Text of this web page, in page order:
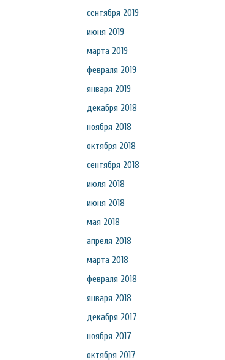
сентября 2019
июня 2019
марта 2019
февраля 2019
января 2019
декабря 2018
ноября 2018
октября 2018
сентября 2018
июля 2018
июня 2018
мая 2018
апреля 2018
марта 2018
февраля 2018
января 2018
декабря 2017
ноября 2017
октября 2017